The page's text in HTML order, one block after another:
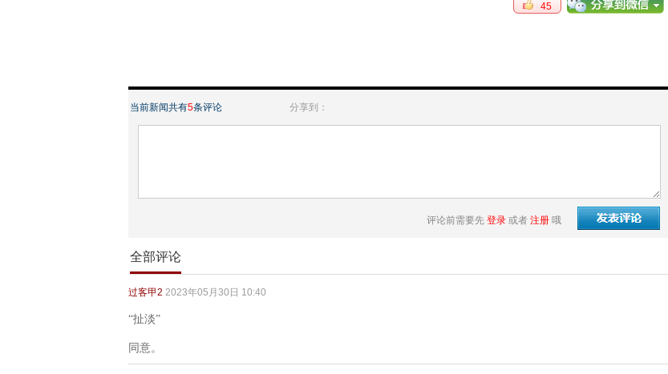
45
当前新闻共有5条评论 分享到：
评论前需要先 登录 或者 注册 哦
全部评论
过客甲2 2023年05月30日 10:40
“扯淡”
同意。